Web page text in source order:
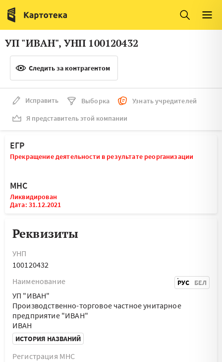
Италия
Люксембург
Литва
Нидерланды
УП "ИВАН", УНП 100120432
Следить за контрагентом
Исправить Выборка
Узнать учредителей
Я представитель этой компании
ЕГР
Прекращение деятельности в результате реорганизации
МНС
Ликвидирован
Дата: 31.12.2021
Реквизиты
УНП
100120432
Наименование
РУС БЕЛ
УП "ИВАН"
Производственно-торговое частное унитарное
предприятие "ИВАН"
ИВАН
ИСТОРИЯ НАЗВАНИЙ
Регистрация МНС